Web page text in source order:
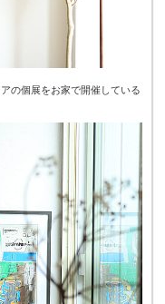
の個展をお家で開催している